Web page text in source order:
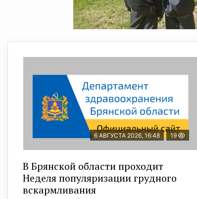
6 АВГУСТА 2026, 16:48 19
В Брянской области проходит
Неделя популяризации грудного
вскармливания